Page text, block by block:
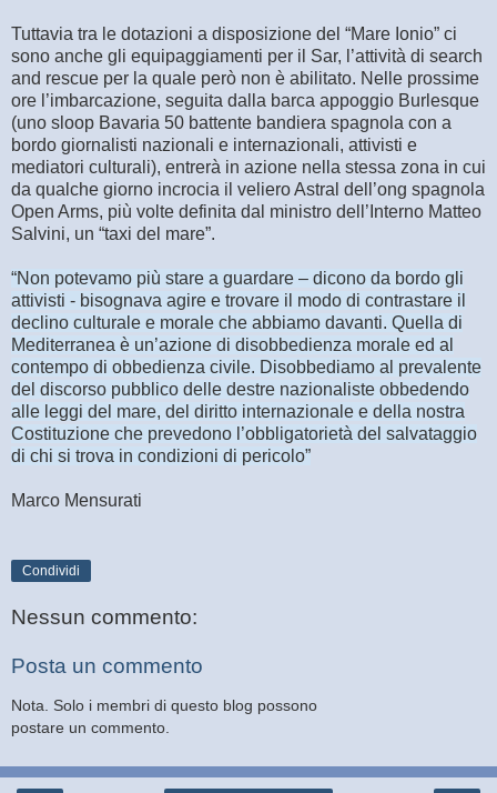
Tuttavia tra le dotazioni a disposizione del “Mare Ionio” ci
sono anche gli equipaggiamenti per il Sar, l’attività di search
and rescue per la quale però non è abilitato. Nelle prossime
ore l’imbarcazione, seguita dalla barca appoggio Burlesque
(uno sloop Bavaria 50 battente bandiera spagnola con a
bordo giornalisti nazionali e internazionali, attivisti e
mediatori culturali), entrerà in azione nella stessa zona in cui
da qualche giorno incrocia il veliero Astral dell’ong spagnola
Open Arms, più volte definita dal ministro dell’Interno Matteo
Salvini, un “taxi del mare”.
“Non potevamo più stare a guardare – dicono da bordo gli
attivisti - bisognava agire e trovare il modo di contrastare il
declino culturale e morale che abbiamo davanti. Quella di
Mediterranea è un’azione di disobbedienza morale ed al
contempo di obbedienza civile. Disobbediamo al prevalente
del discorso pubblico delle destre nazionaliste obbedendo
alle leggi del mare, del diritto internazionale e della nostra
Costituzione che prevedono l’obbligatorietà del salvataggio
di chi si trova in condizioni di pericolo”
Marco Mensurati
Condividi
Nessun commento:
Posta un commento
Nota. Solo i membri di questo blog possono
postare un commento.